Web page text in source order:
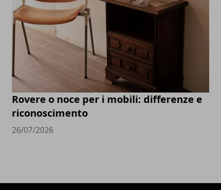
Rovere o noce per i mobili: differenze e
riconoscimento
26/07/2026